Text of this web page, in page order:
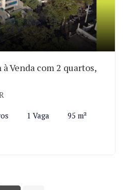
Venda com 2 quartos,
1 Vaga 95 m²